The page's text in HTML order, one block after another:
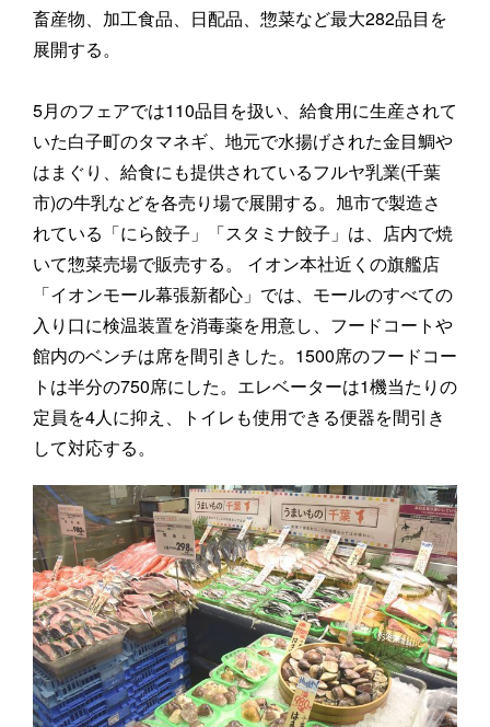
畜産物、加工食品、日配品、惣菜など最大282品目を
展開する。
5月のフェアでは110品目を扱い、給食用に生産されて
いた白子町のタマネギ、地元で水揚げされた金目鯛や
はまぐり、給食にも提供されているフルヤ乳業(千葉
市)の牛乳などを各売り場で展開する。旭市で製造さ
れている「にら餃子」「スタミナ餃子」は、店内で焼
いて惣菜売場で販売する。 イオン本社近くの旗艦店
「イオンモール幕張新都心」では、モールのすべての
入り口に検温装置を消毒薬を用意し、フードコートや
館内のベンチは席を間引きした。1500席のフードコー
トは半分の750席にした。エレベーターは1機当たりの
定員を4人に抑え、トイレも使用できる便器を間引き
して対応する。